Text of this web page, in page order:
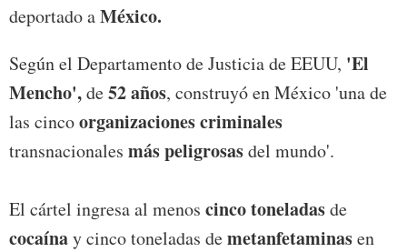
deportado aMéxico.
Según el Departamento de Justicia de EEUU, 'El
Mencho',de52 años, construyó en México 'una de
las cincoorganizaciones criminales
transnacionales más peligrosasdel mundo'.
El cártel ingresa al menos cinco toneladasde
cocaínay cinco toneladas demetanfetaminasen